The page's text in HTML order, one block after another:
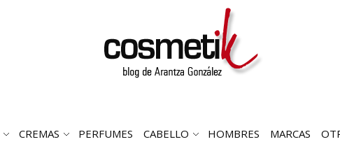
ABRIR
ABRIR
CREMAS PERFUMES
ABRIR
CABELLO HOMBRES MARCAS